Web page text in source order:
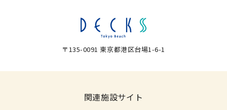
〒135-0091 東京都港区台場1-6-1
関連施設サイト